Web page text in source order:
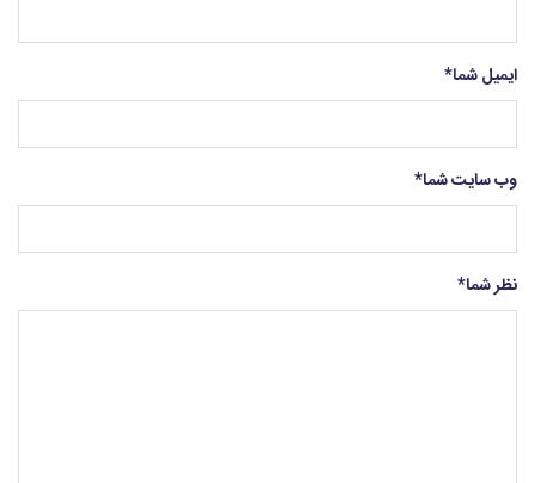
ایمیل شما*
وب سایت شما*
نظر شما*